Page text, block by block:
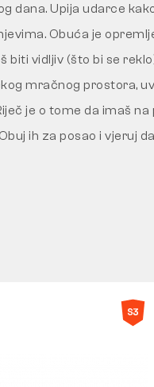
dana. Upija udarce
Obuća je
biti vidljiv (što bi se
mračnog prostora,
je o tome da imaš
ih za posao i vjeruj